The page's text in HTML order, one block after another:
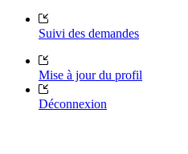
Suivi des demandes
Mise à jour du profil
Déconnexion